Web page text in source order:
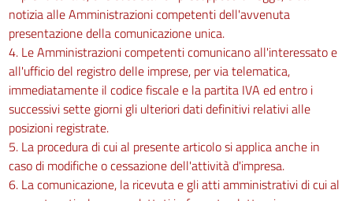
notizia alle Amministrazioni competenti dell'avvenuta
presentazione della comunicazione unica.
4. Le Amministrazioni competenti comunicano all'interessato e
all'ufficio del registro delle imprese, per via telematica,
immediatamente il codice fiscale e la partita IVA ed entro i
successivi sette giorni gli ulteriori dati definitivi relativi alle
posizioni registrate.
5. La procedura di cui al presente articolo si applica anche in
caso di modifiche o cessazione dell'attività d'impresa.
6. La comunicazione, la ricevuta e gli atti amministrativi di cui al